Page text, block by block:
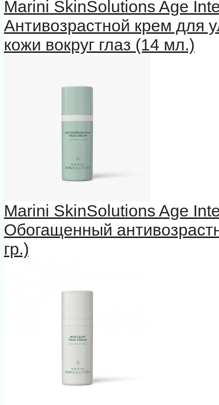
Marini SkinSolutions Age
Антивозрастной крем для
кожи вокруг глаз (14 мл.)
Marini SkinSolutions Age
Обогащенный
гр.)